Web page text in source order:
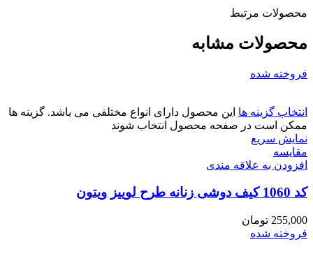
محصولات مرتبط
محصولات مشابه
فروخته شده
انتخاب گزینه ها این محصول دارای انواع مختلفی می باشد. گزینه ها
ممکن است در صفحه محصول انتخاب شوند
نمایش سریع
مقايسه
افزودن به علاقه مندی
کد 1060 کیف دوشی زنانه طرح لوییز ویتون
255,000 تومان
فروخته شده